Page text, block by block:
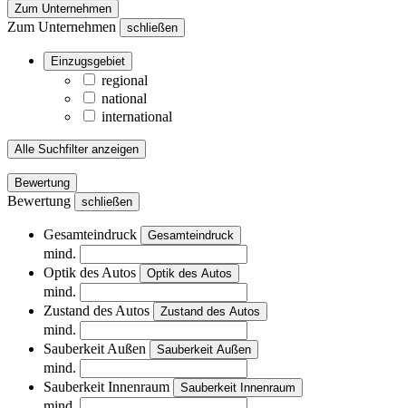
Zum Unternehmen
Zum Unternehmen schließen
Einzugsgebiet
regional
national
international
Alle Suchfilter anzeigen
Bewertung
Bewertung schließen
Gesamteindruck Gesamteindruck
mind.
Optik des Autos
Optik des Autos
mind.
Zustand des Autos
Zustand des Autos
mind.
Sauberkeit Außen
Sauberkeit Außen
mind.
Sauberkeit Innenraum
Sauberkeit Innenraum